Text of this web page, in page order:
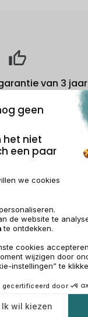
van 3 jaar
gezegd